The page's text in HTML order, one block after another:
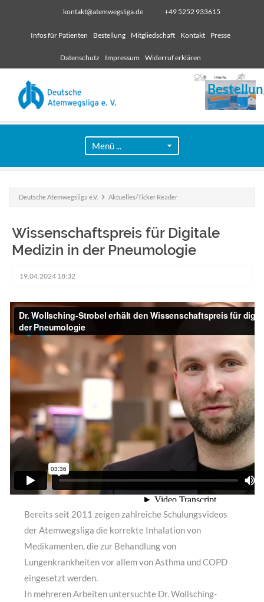
kontakt@atemwegsliga.de +49 5252 933615
Infos für Patienten Bestellung Mitgliedschaft Kontakt Presse
Datenschutz Impressum Widerruf erklären
Deutsche Atemwegsliga e.V. Aktuelles/Ticker Reader
Wissenschaftspreis für Digitale
Medizin in der Pneumologie
19.04.2024 18:32
Bereits seit 2011 zeigen zahlreiche Schulungsvideos
der Atemwegsliga die korrekte Inhalation von
Medikamenten, die zur Behandlung von
Lungenkrankheiten vor allem von Asthma und COPD
eingesetzt werden.
In mehreren Arbeiten untersuchte Dr. Wollsching-